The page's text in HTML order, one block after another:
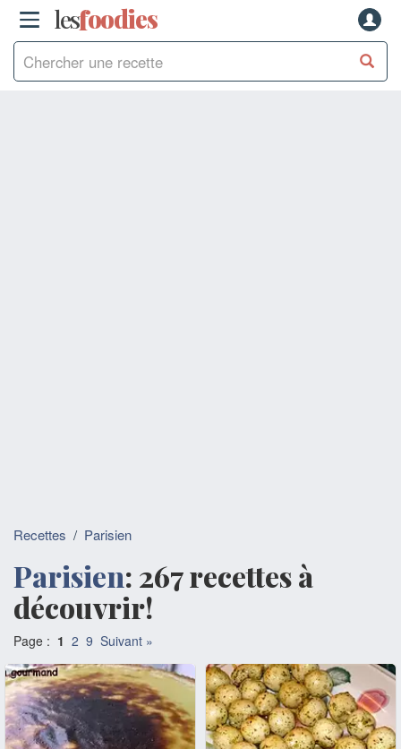
lesfoodies
Recettes / Parisien
Parisien: 267 recettes à
découvrir!
Page : 1 2 9 Suivant »